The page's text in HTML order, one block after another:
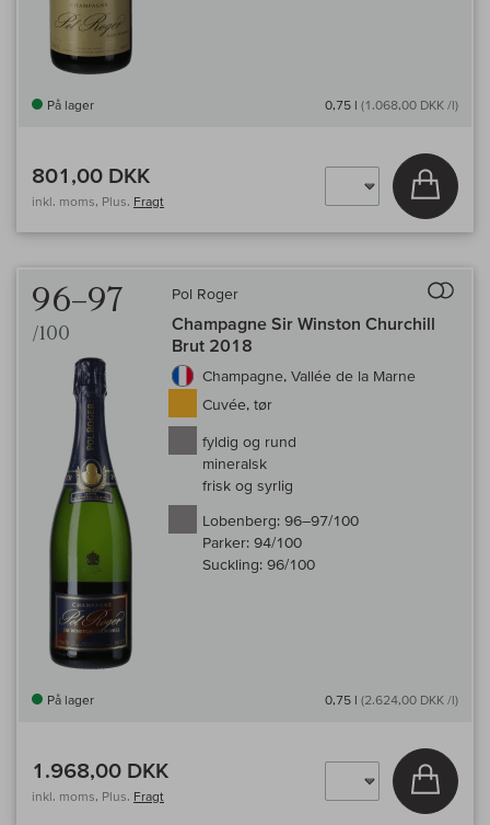
På lager 0,75 l (1.068,00 DKK /l)
801,00 DKK
inkl. moms, Plus. Fragt
Læg i
96–97
/100
Pol Roger
Champagne Sir Winston Churchill
Brut 2018
Champagne, Vallée de la Marne
Cuvée, tør
fyldig og rund
mineralsk
frisk og syrlig
Lobenberg: 96–97/100
Parker: 94/100
Suckling: 96/100
På lager 0,75 l (2.624,00 DKK /l)
1.968,00 DKK
inkl. moms, Plus. Fragt
Læg i